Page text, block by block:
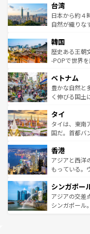
ならではの贅沢な旅の
情報はコンテ
れるおもてな
人々、おいし
ク、伝統的な
ワイを、存分に味わって
はコンテンツ
リアリーフや
ク）、タスマ
ど、見どころ
いる。アクテ
ビング、ハイ
い。オースト
参照してほし
台湾
日本から約４
自然が織りな
ン）、静ひつ
と山間の静け
驚きをもたら
容にもいいと
照してほしい
韓国
歴史ある王朝
-POPで世界
き、地方に足
できる。そし
まで、さまざ
リティに包ま
覧を参照して
ベトナム
豊かな自然と
く伸びる国土
急速な発展と
ーチミン市の
醸し出してい
とつ。フォー
ひ現地で味わ
が旅行者を迎
参照してほし
タイ
タイは、東南
国だ。首都バ
の活気が交差
帯で自然と触
いビーチでリ
激する。気候
が待っている
た文化、そし
香港
アジアと西洋
もっている。
み、どこを訪
ており、効率
うな絶景から
シンガポー
アジアの交差
シンガポール